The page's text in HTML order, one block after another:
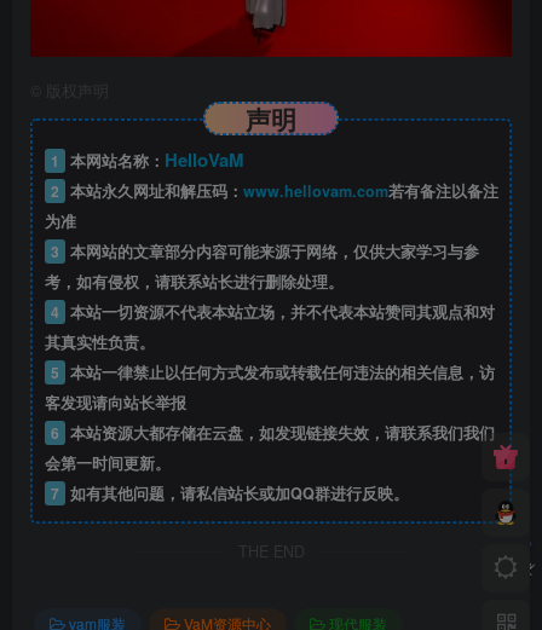
版权声明
声明
1 本网站名称： HelloVaM
2 本站永久网址和解压码： www.hellovam.com若有备注以备注
为准
3 本网站的文章部分内容可能来源于网络，仅供大家学习与参
考，如有侵权，请联系站长进行删除处理。
4 本站一切资源不代表本站立场，并不代表本站赞同其观点和对
其真实性负责。
5 本站一律禁止以任何方式发布或转载任何违法的相关信息，访
客发现请向站长举报
6 本站资源大都存储在云盘，如发现链接失效，请联系我们我们
会第一时间更新。
7 如有其他问题，请私信站长或加QQ群进行反映。
THE END
vam服装 VaM资源中心
现代服装